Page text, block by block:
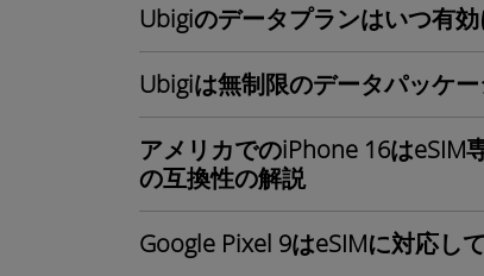
Ubigiのデータプランはいつ有
Ubigiは無制限のデータパッケ
アメリカでのiPhone 16はeSIM
の互換性の解説
Google Pixel 9はeSIMに対応し